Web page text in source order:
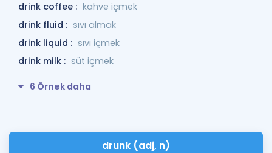
drink coffee : kahve içmek
drink fluid : sıvı almak
drink liquid : sıvı içmek
drink milk : süt içmek
6 Örnek daha
drunk (adj, n)